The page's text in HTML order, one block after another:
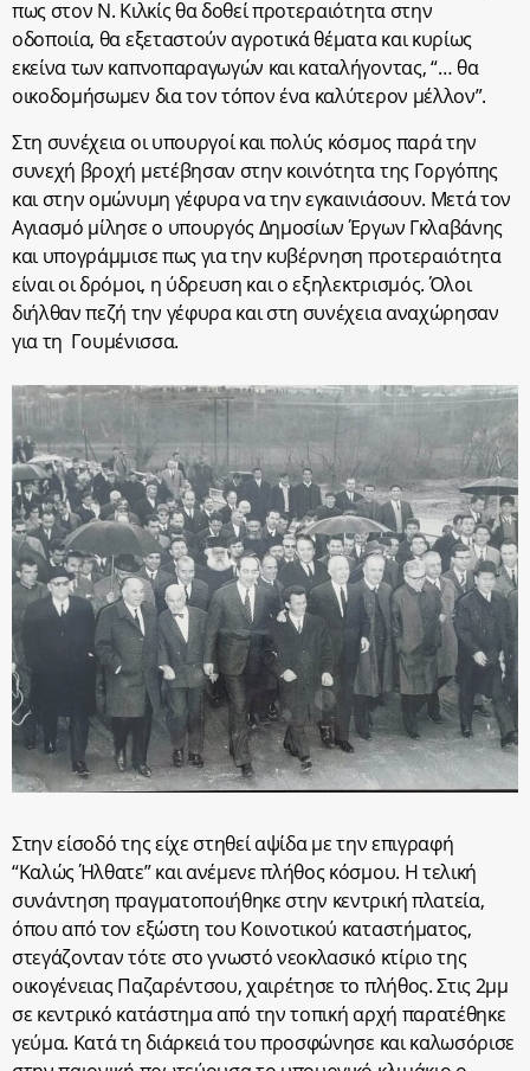
πως στον Ν. Κιλκίς θα δοθεί προτεραιότητα στην
οδοποιία, θα εξεταστούν αγροτικά θέματα και κυρίως
εκείνα των καπνοπαραγωγών και καταλήγοντας, “… θα
οικοδομήσωμεν δια τον τόπον ένα καλύτερον μέλλον”.
Στη συνέχεια οι υπουργοί και πολύς κόσμος παρά την
συνεχή βροχή μετέβησαν στην κοινότητα της Γοργόπης
και στην ομώνυμη γέφυρα να την εγκαινιάσουν. Μετά τον
Αγιασμό μίλησε ο υπουργός Δημοσίων Έργων Γκλαβάνης
και υπογράμμισε πως για την κυβέρνηση προτεραιότητα
είναι οι δρόμοι, η ύδρευση και ο εξηλεκτρισμός. Όλοι
διήλθαν πεζή την γέφυρα και στη συνέχεια αναχώρησαν
για τη Γουμένισσα.
Στην είσοδό της είχε στηθεί αψίδα με την επιγραφή
“Καλώς Ήλθατε” και ανέμενε πλήθος κόσμου. Η τελική
συνάντηση πραγματοποιήθηκε στην κεντρική πλατεία,
όπου από τον εξώστη του Κοινοτικού καταστήματος,
στεγάζονταν τότε στο γνωστό νεοκλασικό κτίριο της
οικογένειας Παζαρέντσου, χαιρέτησε το πλήθος. Στις 2μμ
σε κεντρικό κατάστημα από την τοπική αρχή παρατέθηκε
γεύμα. Κατά τη διάρκειά του προσφώνησε και καλωσόρισε